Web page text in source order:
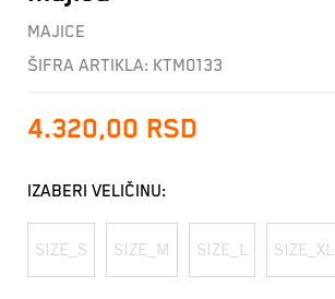
MAJICE
ŠIFRA ARTIKLA: KTM0133
4.320,00 RSD
IZABERI VELIČINU:
SIZE_S SIZE_M SIZE_L SIZE_XL